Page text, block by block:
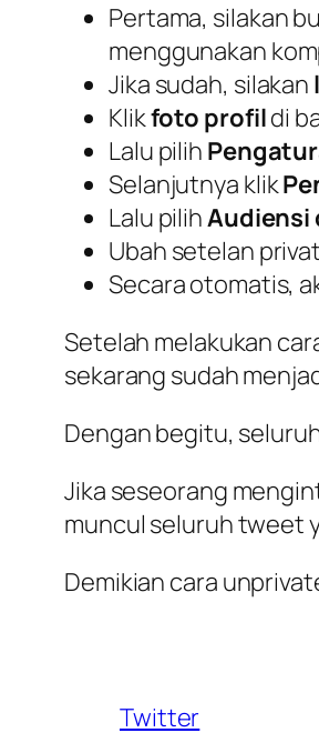
Pertama, silakan
menggunakan
Jika sudah, silakan
Klikfoto profildi
Lalu pilih
Selanjutnya klik
Lalu pilihAudiensi
Ubah setelan
Secara otomatis,
Setelah melakukan
sekarang sudah
Dengan begitu,
Jika seseorang
muncul seluruh tweet
Demikian cara
Twitter